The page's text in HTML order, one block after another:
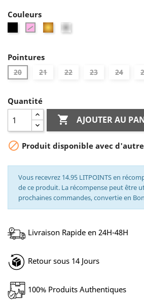
Couleurs
Noir Rose Doré
Pointures
20 21 22 23 24
Quantité
 AJOUTER AU
 Produit disponible avec
Vous recevrez 14.95 LITPOINTS en
de ce produit. La récompense peut être
prochaines commandes, convertie en
Livraison Rapide en 24H-48H
Retour sous 14 Jours
100% Produits Authentiques